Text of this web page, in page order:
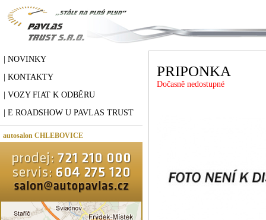
| NOVINKY
| KONTAKTY
| VOZY FIAT K ODBĚRU
| E ROADSHOW U PAVLAS TRUST
autosalon CHLEBOVICE
PRIPONKA
Dočasně nedostupné